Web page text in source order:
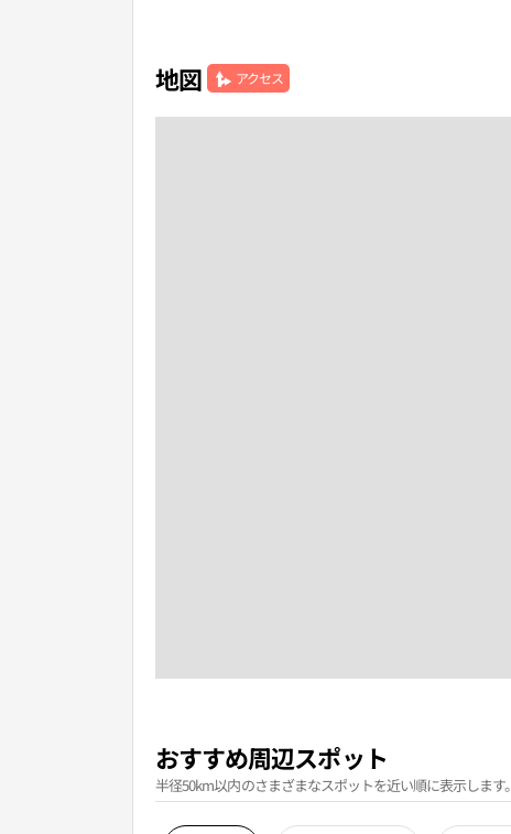
地図 アクセス
おすすめ周辺スポット
半径50km以内のさまざまなスポットを近い順に表示します。